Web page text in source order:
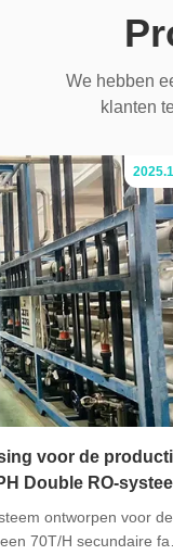
We hebben
klanten
voor de
Double RO-
werking
ontworpen voor de
70T/H secundaire